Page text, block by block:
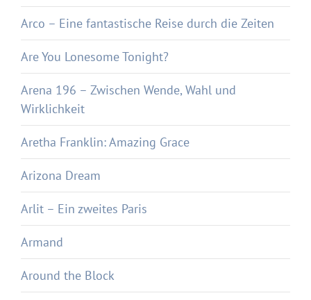
Arco – Eine fantastische Reise durch die Zeiten
Are You Lonesome Tonight?
Arena 196 – Zwischen Wende, Wahl und
Wirklichkeit
Aretha Franklin: Amazing Grace
Arizona Dream
Arlit – Ein zweites Paris
Armand
Around the Block